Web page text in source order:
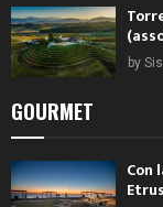
by
GOURMET
Con